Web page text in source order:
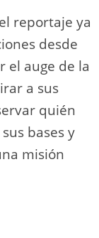
reportaje ya
desde
el auge de la
a sus
quién
bases y
misión